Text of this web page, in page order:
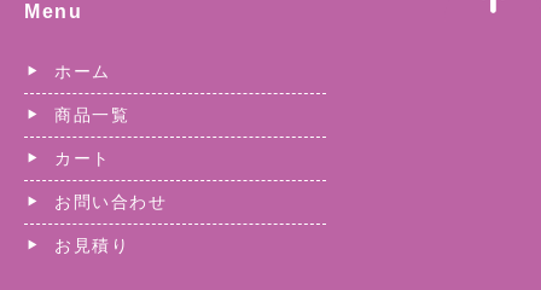
Menu
ホーム
商品一覧
カート
お問い合わせ
お見積り